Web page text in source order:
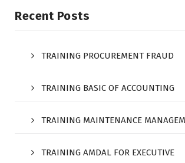
Recent Posts
TRAINING PROCUREMENT FRAUD
TRAINING BASIC OF ACCOUNTING
TRAINING MAINTENANCE
TRAINING AMDAL FOR EXECUTIVE